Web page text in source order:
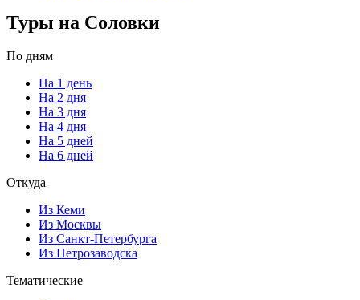
Туры на Соловки
По дням
На 1 день
На 2 дня
На 3 дня
На 4 дня
На 5 дней
На 6 дней
Откуда
Из Кеми
Из Москвы
Из Санкт-Петербурга
Из Петрозаводска
Тематические